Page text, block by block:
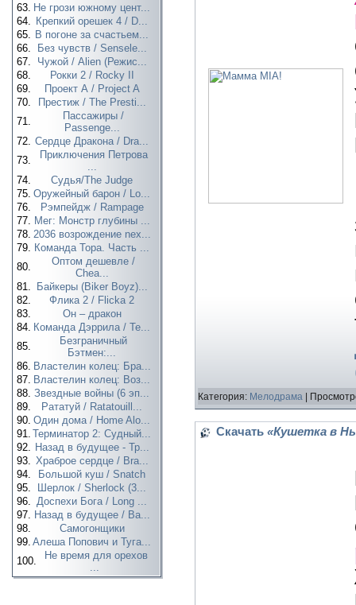
63. Не грози южному цент...
64. Крепкий орешек 4 / D...
65. В погоне за счастьем...
66.
Без чувств / Sensele...
67.
Чужой / Alien (Режис...
68.
Рокки 2 / Rocky II
69.
Проект А / Project A
70.
Престиж / The Presti...
71.
Пассажиры /
Passenge...
72. Сердце Дракона / Dra...
73.
Приключения Петрова
...
74.
Судья/The Judge
75. Оружейный барон / Lo...
76.
Рэмпейдж / Rampage
77. Мег: Монстр глубины ...
78. 2036 возрождение nex...
79. Команда Тора. Часть ...
80.
Оптом дешевле /
Chea...
81.
Байкеры (Biker Boyz)...
82.
Флика 2 / Flicka 2
83.
Он – дракон
84. Команда Дэррила / Te...
85.
Безграничный
Бэтмен:...
86. Властелин колец: Бра...
87. Властелин колец: Воз...
88. Звездные войны (6 эп...
89.
Рататуй / Ratatouill...
90. Один дома / Home Alo...
91. Терминатор 2: Судный...
92. Назад в будущее - Тр...
93. Храброе сердце / Bra...
94.
Большой куш / Snatch
95.
Шерлок / Sherlock (3...
96. Доспехи Бога / Long ...
97. Назад в будущее / Ba...
98.
Самогонщики
99. Алеша Попович и Туга...
100.
Не время для орехов
...
Категория: Мелодрама |
Скачать «Кушетка в